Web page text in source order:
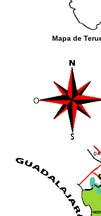
Mapa de